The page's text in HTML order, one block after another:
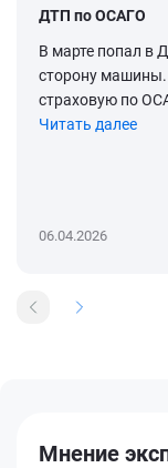
ДТП по ОСАГО
В марте попал в
сторону
страховую по
Читать далее
06.04.2026
Мнение